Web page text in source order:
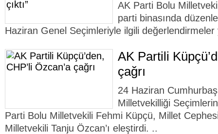
AK Parti Bolu
parti binasında
Haziran Genel Seçimleriyle ilgili değerlendirmeler
AK Partili
çağrı
24 Haziran
Milletvekilliği
Parti Bolu Milletvekili Fehmi Küpçü, Millet
Milletvekili Tanju Özcan’ı eleştirdi. ..